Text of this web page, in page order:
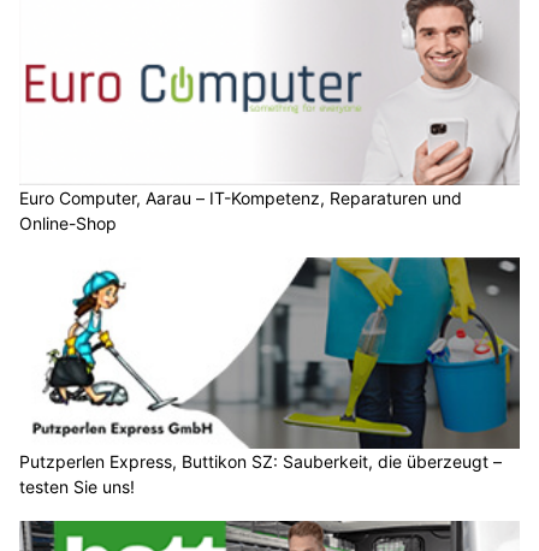
Euro Computer, Aarau – IT-Kompetenz, Reparaturen und
Online-Shop
Putzperlen Express, Buttikon SZ: Sauberkeit, die überzeugt –
testen Sie uns!